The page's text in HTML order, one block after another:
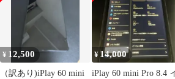
ブルーライトカット
¥ 12,500
（訳あり)iPlay 60 mini
¥14,000
iPlay 60 mini Pro 8.4